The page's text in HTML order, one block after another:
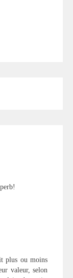
plus ou moins
valeur, selon